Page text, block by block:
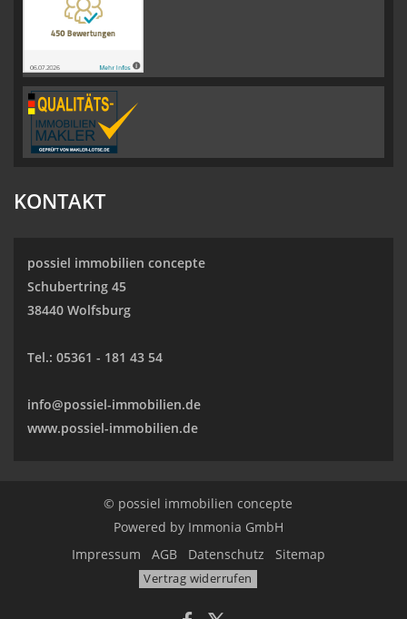
KONTAKT
possiel immobilien concepte
Schubertring 45
38440 Wolfsburg
Tel.: 05361 - 181 43 54
info@possiel-immobilien.de
www.possiel-immobilien.de
© possiel immobilien concepte
Powered by Immonia GmbH
Impressum
AGB Datenschutz Sitemap
Vertrag widerrufen